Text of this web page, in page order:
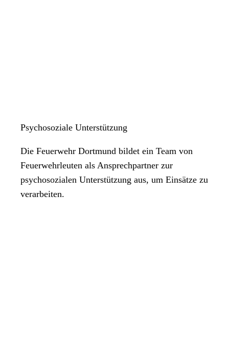
Psychosoziale Unterstützung
Die Feuerwehr Dortmund bildet ein Team von
Feuerwehrleuten als Ansprechpartner zur
psychosozialen Unterstützung aus, um Einsätze zu
verarbeiten.